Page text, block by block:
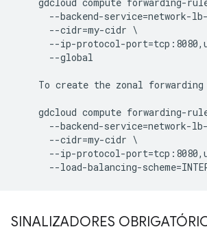
--backend-service=network-
      --cidr=my-cidr \
--ip-protocol-
      --global
To create the zonal
gdcloud compute forwarding-
--backend-service=network-
      --cidr=my-cidr \
--ip-protocol-
SINALIZADORES